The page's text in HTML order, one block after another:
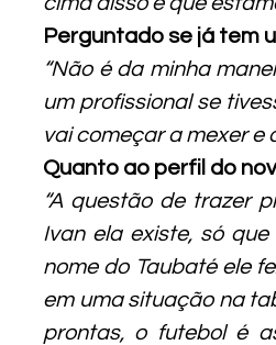
Perguntado se já tem
“Não é da minha
um profissional se
vai começar a mexer e
Quanto ao perfil do
“A questão de trazer
Ivan ela existe, só
nome do Taubaté ele
em uma situação na
prontas, o futebol é